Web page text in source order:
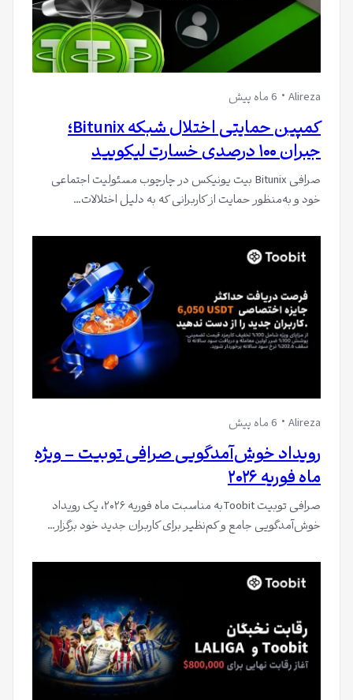
Alireza 6 ماه پیش
کمپین حمایتی اختلال شبکه Bitunix؛
جبران ۱۰۰ درصدی خسارت لیکویید
صرافی Bitunix بیت یونیکس در چارچوب مسئولیت اجتماعی
خود و به‌منظور حمایت از کاربرانی که به دلیل اختلالات…
Alireza 6 ماه پیش
رویداد خوش‌آمدگویی صرافی توبیت – ویژه
ماه فوریه ۲۰۲۶
صرافی توبیت Toobitبه مناسبت ماه فوریه ۲۰۲۶، یک رویداد
خوش‌آمدگویی جامع و کم‌نظیر برای کاربران جدید خود برگزار…